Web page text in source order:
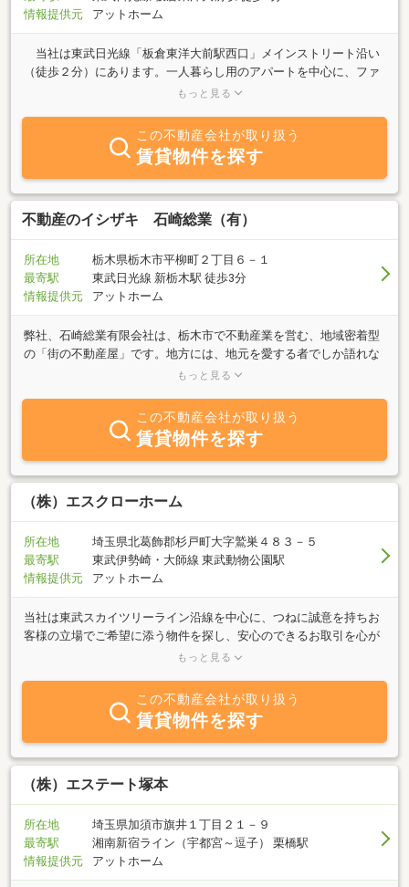
情報提供元
アットホーム
当社は東武日光線「板倉東洋大前駅西口」メインストリート沿い
（徒歩２分）にあります。一人暮らし用のアパートを中心に、ファ
ミリー物件・テナント物件・売買物件等多数ご用意し、「親身な対
す。また、工務店もやっているので住まいのことなら何でもご相談
ください。お気軽にお立ち寄り下さい。
もっと見る
この不動産会社が取り扱う
賃貸物件を探す
不動産のイシザキ 石崎総業（有）
所在地
栃木県栃木市平柳町２丁目６－１
最寄駅
東武日光線 新栃木駅 徒歩3分
情報提供元
アットホーム
弊社、石崎総業有限会社は、栃木市で不動産業を営む、地域密着型
の「街の不動産屋」です。地方には、地元を愛する者でしか語れな
い不動産物件のストーリーがたくさんあります。お部屋を探す皆さ
であり使命であります。また、地域における「住み続けたい街づく
り」「帰りたいと思える街づくり」に少しでも貢献し、快適な住環
境を、最高のサービスを提供してまいりたいと考えております。本
当に安心して暮らせるお部屋はどこにあるか？出来る限りの回答
を、スタッフ一丸となって探してまいります。
もっと見る
この不動産会社が取り扱う
賃貸物件を探す
（株）エスクローホーム
所在地
埼玉県北葛飾郡杉戸町大字鷲巣４８３－５
最寄駅
東武伊勢崎・大師線 東武動物公園駅
情報提供元
アットホーム
当社は東武スカイツリーライン沿線を中心に、つねに誠意を持ちお
客様の立場でご希望に添う物件を探し、安心のできるお取引を心が
けております。購入や売却、借りたい方や貸したい方、またはロー
もっと見る
この不動産会社が取り扱う
賃貸物件を探す
（株）エステート塚本
所在地
埼玉県加須市旗井１丁目２１－９
最寄駅
湘南新宿ライン（宇都宮～逗子） 栗橋駅
情報提供元
アットホーム